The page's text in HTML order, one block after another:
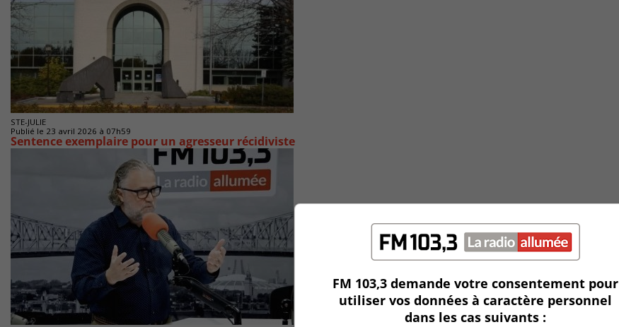
STE-JULIE
Publié le 23 avril 2026 à 07h59
Sentence exemplaire pour un agresseur récidiviste
FM 103,3 demande votre consentement pour
utiliser vos données à caractère personnel
dans les cas suivants :